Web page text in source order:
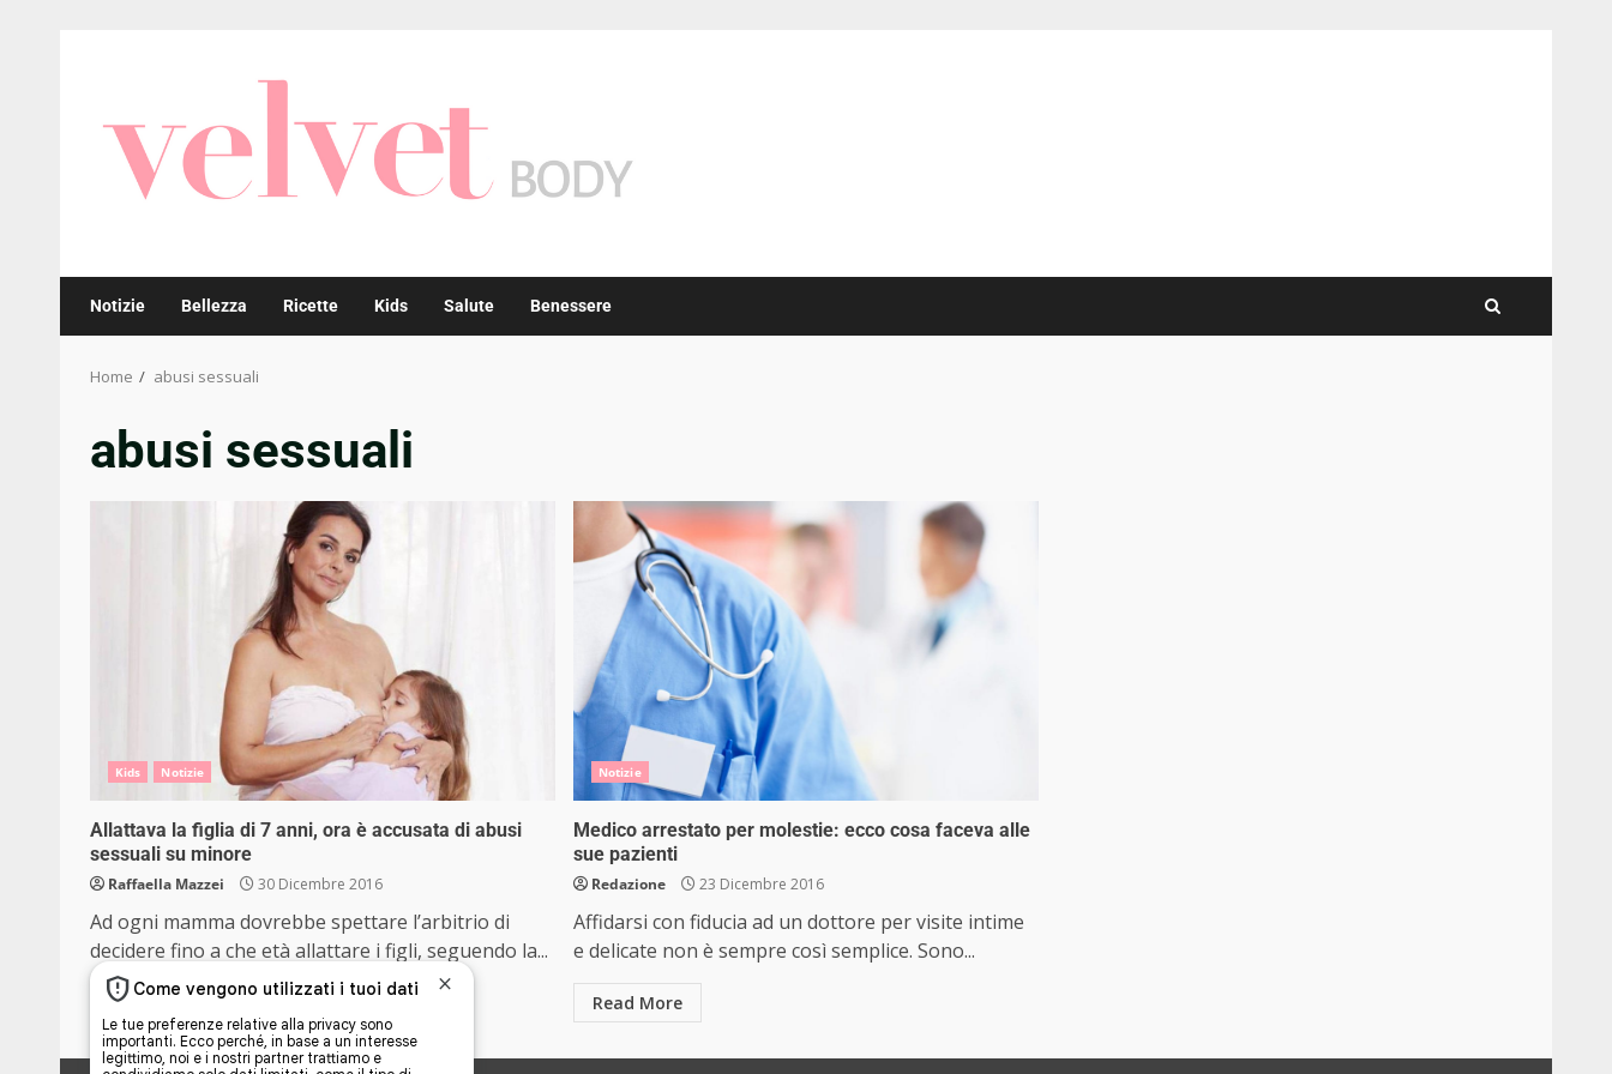
Notizie Bellezza Ricette Kids Salute Benessere
Home abusi sessuali
abusi sessuali
Kids Notizie
Allattava la figlia di 7 anni, ora è accusata di abusi
sessuali su minore
Raffaella Mazzei 30 Dicembre 2016
Ad ogni mamma dovrebbe spettare l’arbitrio di
decidere fino a che età allattare i figli, seguendo la...
Read More
Notizie
Medico arrestato per molestie: ecco cosa faceva alle
sue pazienti
Redazione 23 Dicembre 2016
Affidarsi con fiducia ad un dottore per visite intime
e delicate non è sempre così semplice. Sono...
Read More